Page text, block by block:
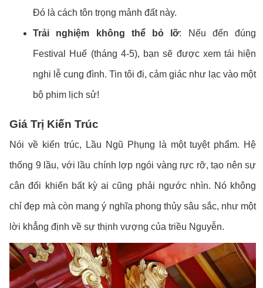
Đó là cách tôn trọng mảnh đất này.
Trải nghiệm không thể bỏ lỡ: Nếu đến đúng
Festival Huế (tháng 4-5), bạn sẽ được xem tái hiện
nghi lễ cung đình. Tin tôi đi, cảm giác như lạc vào một
bộ phim lịch sử!
Giá Trị Kiến Trúc
Nói về kiến trúc, Lầu Ngũ Phụng là một tuyệt phẩm. Hệ
thống 9 lầu, với lầu chính lợp ngói vàng rực rỡ, tạo nên sự
cân đối khiến bất kỳ ai cũng phải ngước nhìn. Nó không
chỉ đẹp mà còn mang ý nghĩa phong thủy sâu sắc, như một
lời khẳng định về sự thịnh vượng của triều Nguyễn.